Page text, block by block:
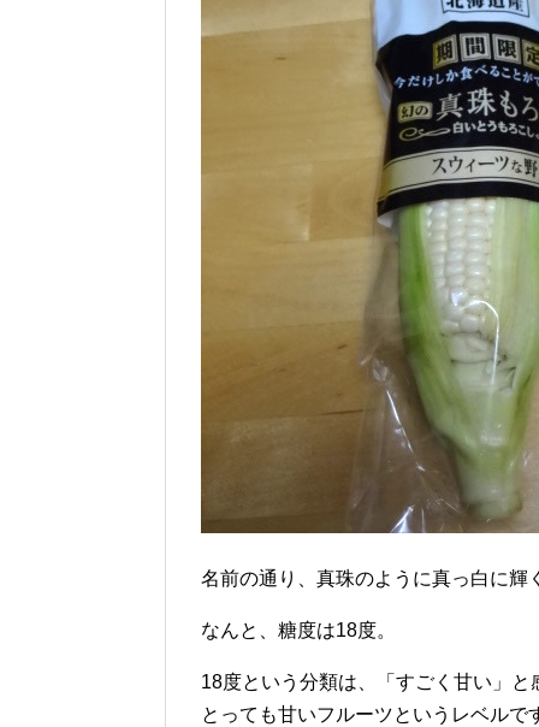
名前の通り、真珠のように真っ白に輝
なんと、糖度は18度。
18度という分類は、「すごく甘い」と
とっても甘いフルーツというレベルで